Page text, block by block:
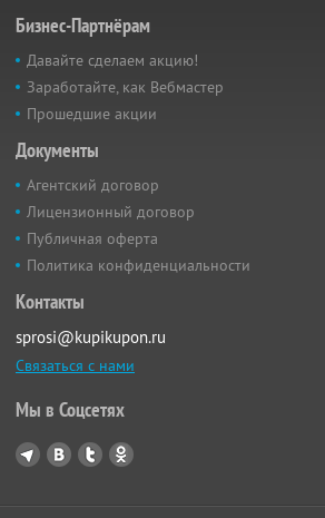
Бизнес-Партнёрам
Давайте сделаем акцию!
Заработайте, как Вебмастер
Прошедшие акции
Документы
Агентский договор
Лицензионный договор
Публичная оферта
Политика конфиденциальности
Контакты
sprosi@kupikupon.ru
Связаться с нами
Мы в Соцсетях